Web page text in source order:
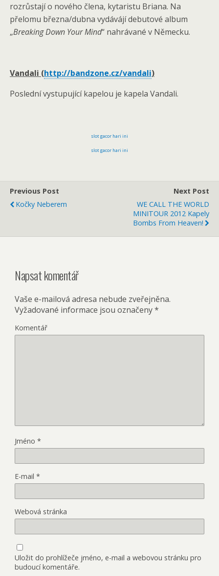
rozrůstají o nového člena, kytaristu Briana. Na
přelomu března/dubna vydávájí debutové album
„Breaking Down Your Mind“ nahrávané v Německu.
Vandali (http://bandzone.cz/vandali)
Poslední vystupující kapelou je kapela Vandali.
slot gacor hari ini
slot gacor hari ini
Previous Post
Kočky Neberem
Next Post
WE CALL THE WORLD
MINITOUR 2012 Kapely
Bombs From Heaven!
Napsat komentář
Vaše e-mailová adresa nebude zveřejněna.
Vyžadované informace jsou označeny*
Komentář
Jméno *
E-mail *
Webová stránka
Uložit do prohlížeče jméno, e-mail a webovou stránku pro
budoucí komentáře.